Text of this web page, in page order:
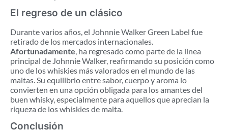
El regreso de un clásico
Durante varios años, el Johnnie Walker Green Label fue
retirado de los mercados internacionales.
Afortunadamente, ha regresado como parte de la línea
principal de Johnnie Walker, reafirmando su posición como
uno de los whiskies más valorados en el mundo de las
maltas. Su equilibrio entre sabor, cuerpo y aroma lo
convierten en una opción obligada para los amantes del
buen whisky, especialmente para aquellos que aprecian la
riqueza de los whiskies de malta.
Conclusión